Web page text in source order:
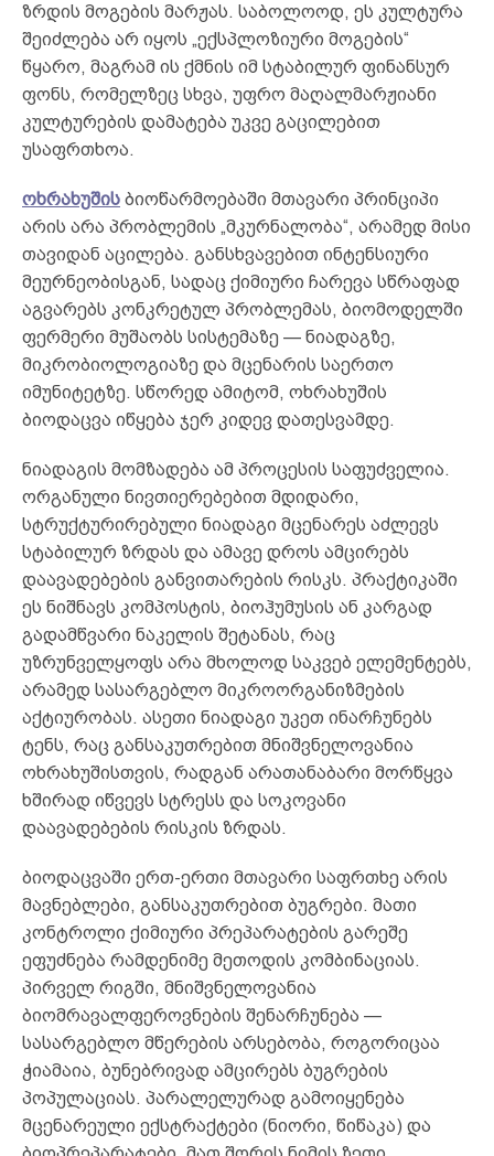
ზრდის მოგების მარჟას. საბოლოოდ, ეს კულტურა
შეიძლება არ იყოს „ექსპლოზიური მოგების“
წყარო, მაგრამ ის ქმნის იმ სტაბილურ ფინანსურ
ფონს, რომელზეც სხვა, უფრო მაღალმარჟიანი
კულტურების დამატება უკვე გაცილებით
უსაფრთხოა.
ოხრახუშის ბიოწარმოებაში მთავარი პრინციპი
არის არა პრობლემის „მკურნალობა“, არამედ მისი
თავიდან აცილება. განსხვავებით ინტენსიური
მეურნეობისგან, სადაც ქიმიური ჩარევა სწრაფად
აგვარებს კონკრეტულ პრობლემას, ბიომოდელში
ფერმერი მუშაობს სისტემაზე — ნიადაგზე,
მიკრობიოლოგიაზე და მცენარის საერთო
იმუნიტეტზე. სწორედ ამიტომ, ოხრახუშის
ბიოდაცვა იწყება ჯერ კიდევ დათესვამდე.
ნიადაგის მომზადება ამ პროცესის საფუძველია.
ორგანული ნივთიერებებით მდიდარი,
სტრუქტურირებული ნიადაგი მცენარეს აძლევს
სტაბილურ ზრდას და ამავე დროს ამცირებს
დაავადებების განვითარების რისკს. პრაქტიკაში
ეს ნიშნავს კომპოსტის, ბიოჰუმუსის ან კარგად
გადამწვარი ნაკელის შეტანას, რაც
უზრუნველყოფს არა მხოლოდ საკვებ ელემენტებს,
არამედ სასარგებლო მიკროორგანიზმების
აქტიურობას. ასეთი ნიადაგი უკეთ ინარჩუნებს
ტენს, რაც განსაკუთრებით მნიშვნელოვანია
ოხრახუშისთვის, რადგან არათანაბარი მორწყვა
ხშირად იწვევს სტრესს და სოკოვანი
დაავადებების რისკის ზრდას.
ბიოდაცვაში ერთ-ერთი მთავარი საფრთხე არის
მავნებლები, განსაკუთრებით ბუგრები. მათი
კონტროლი ქიმიური პრეპარატების გარეშე
ეფუძნება რამდენიმე მეთოდის კომბინაციას.
პირველ რიგში, მნიშვნელოვანია
ბიომრავალფეროვნების შენარჩუნება —
სასარგებლო მწერების არსებობა, როგორიცაა
ჭიამაია, ბუნებრივად ამცირებს ბუგრების
პოპულაციას. პარალელურად გამოიყენება
მცენარეული ექსტრაქტები (ნიორი, წიწაკა) და